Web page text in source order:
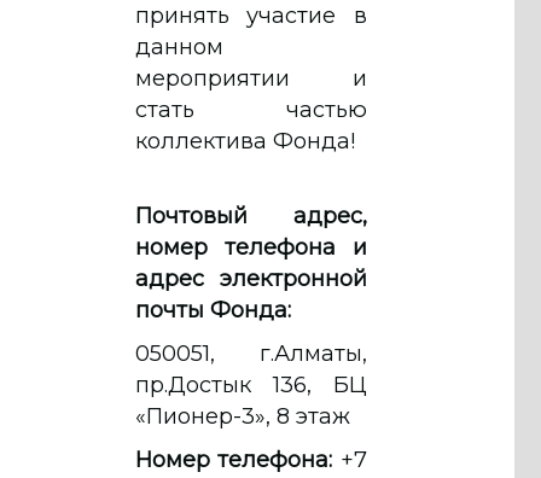
принять участие в
данном
мероприятии и
стать частью
коллектива Фонда!
Почтовый адрес,
номер телефона и
адрес электронной
почты Фонда:
050051, г.Алматы,
пр.Достык 136, БЦ
«Пионер-3», 8 этаж
Номер телефона: +7